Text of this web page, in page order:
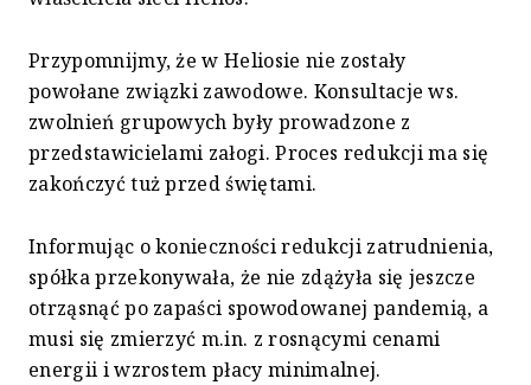
Przypomnijmy, że w Heliosie nie zostały
powołane związki zawodowe. Konsultacje ws.
zwolnień grupowych były prowadzone z
przedstawicielami załogi. Proces redukcji ma się
zakończyć tuż przed świętami.
Informując o konieczności redukcji zatrudnienia,
spółka przekonywała, że nie zdążyła się jeszcze
otrząsnąć po zapaści spowodowanej pandemią, a
musi się zmierzyć m.in. z rosnącymi cenami
energii i wzrostem płacy minimalnej.